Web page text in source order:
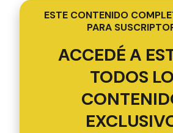
ESTE CONTENIDO
PARA
ACCEDÉ A
TODOS